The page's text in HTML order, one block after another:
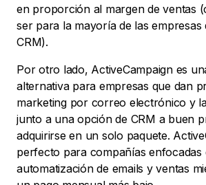
en proporción al margen de ventas
ser para la mayoría de las
CRM).
Por otro lado, ActiveCampaign es
alternativa para empresas que dan
marketing por correo electrónico y
junto a una opción de CRM a buen
adquirirse en un solo paquete.
perfecto para compañías enfocadas
automatización de emails y ventas